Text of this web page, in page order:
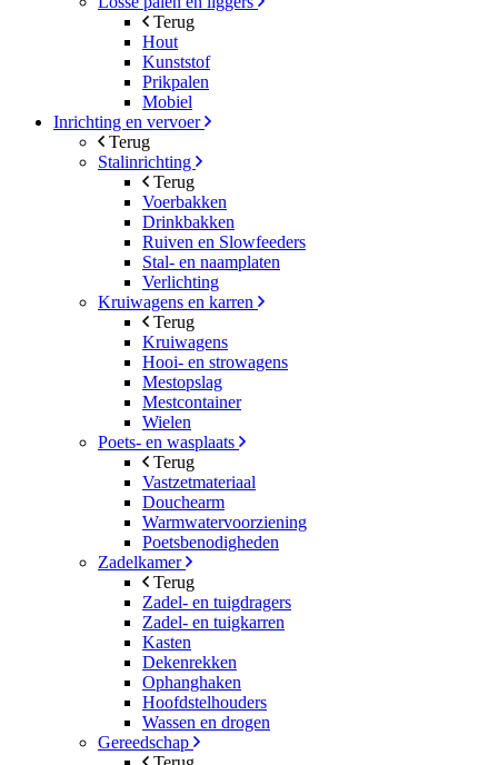
Terug
Hout
Kunststof
Prikpalen
Mobiel
Inrichting en vervoer
Terug
Stalinrichting
Terug
Voerbakken
Drinkbakken
Ruiven en Slowfeeders
Stal- en naamplaten
Verlichting
Kruiwagens en karren
Terug
Kruiwagens
Hooi- en strowagens
Mestopslag
Mestcontainer
Wielen
Poets- en wasplaats
Terug
Vastzetmateriaal
Douchearm
Warmwatervoorziening
Poetsbenodigheden
Zadelkamer
Terug
Zadel- en tuigdragers
Zadel- en tuigkarren
Kasten
Dekenrekken
Ophanghaken
Hoofdstelhouders
Wassen en drogen
Gereedschap